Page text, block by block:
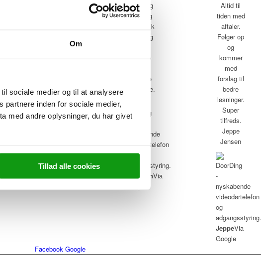
Om
sociale medier og til at analysere
partnere inden for sociale medier,
med andre oplysninger, du har givet
Tillad alle cookies
Et besøg
værd og
fantastisk
betjening
Service
kørende
personale.
ChristianVia
Altid til
tiden med
aftaler.
Følger op
og
kommer
med
forslag til
bedre
løsninger.
Super
tilfreds.
Jeppe
Jensen
JeppeVia
Google
Facebook Google